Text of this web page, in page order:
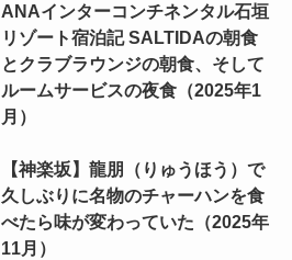
ANAインターコンチネンタル石垣
リゾート宿泊記 SALTIDAの朝食
とクラブラウンジの朝食、そして
ルームサービスの夜食（2025年1
月）
【神楽坂】龍朋（りゅうほう）で
久しぶりに名物のチャーハンを食
べたら味が変わっていた（2025年
11月）